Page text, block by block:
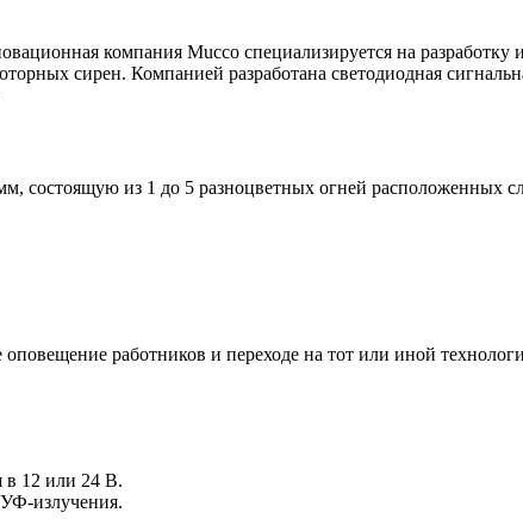
компания Mucco специализируется на разработку
сирен. Компанией разработана светодиодная
состоящую из 1 до 5 разноцветных огней расположенных
оповещение работников и переходе на тот или иной
в 12 или 24 В.
излучения.